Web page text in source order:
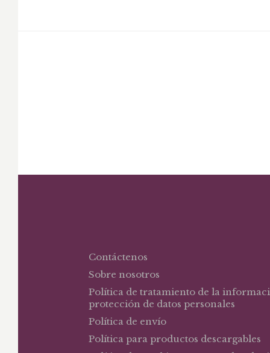
Contáctenos
Sobre nosotros
Política de tratamiento de la
protección de datos personales
Política de envío
Política para productos descargables